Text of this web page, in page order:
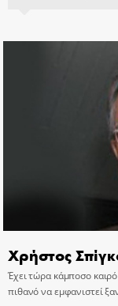
Χρήστος
Έχει τώρα κάμποσο
πιθανό να εμφανιστεί